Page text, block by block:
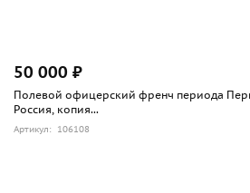
50 000 ₽
Полевой офицерский френч периода
Россия, копия...
Артикул: 106108